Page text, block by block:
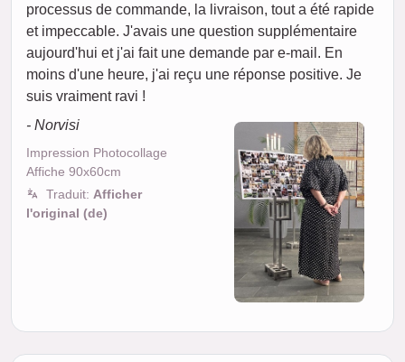
processus de commande, la livraison, tout a été rapide
et impeccable. J'avais une question supplémentaire
aujourd'hui et j'ai fait une demande par e-mail. En
moins d'une heure, j'ai reçu une réponse positive. Je
suis vraiment ravi !
- Norvisi
Impression Photocollage
Affiche 90x60cm
Traduit: Afficher
l'original (de)